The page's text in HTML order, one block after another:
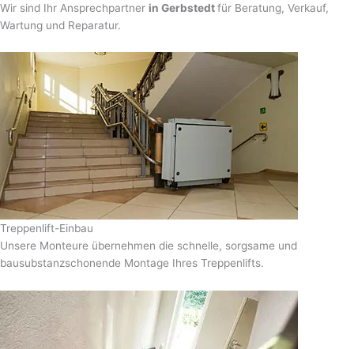
Wir sind Ihr Ansprechpartner in Gerbstedtfür Beratung, Verkauf,
Wartung und Reparatur.
Treppenlift-Einbau
Unsere Monteure übernehmen die schnelle, sorgsame und
bausubstanzschonende Montage Ihres Treppenlifts.